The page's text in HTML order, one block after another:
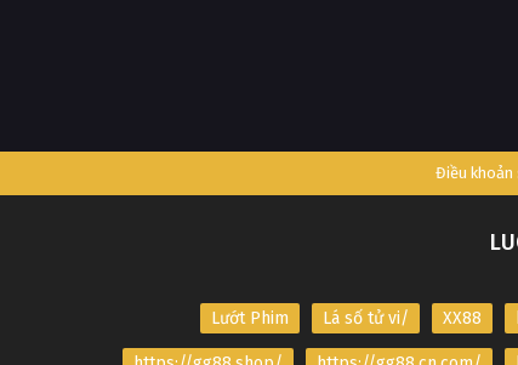
Điều khoản
Lướt Phim Lá số tử vi/ XX88